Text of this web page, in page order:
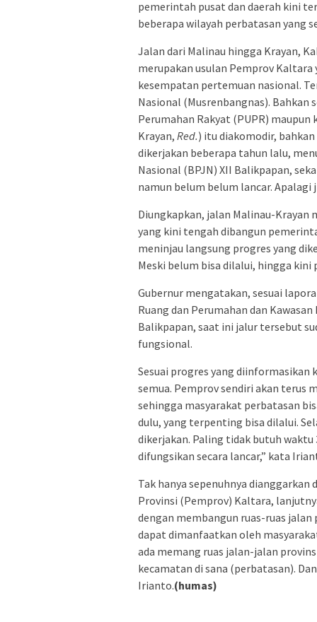
pemerintah pusat dan daerah kini
beberapa wilayah perbatasan yang
Jalan dari Malinau hingga Krayan,
merupakan usulan Pemprov
kesempatan pertemuan nasional.
Nasional (Musrenbangnas). Bahkan
Perumahan Rakyat (PUPR)
Krayan, Red.) itu diakomodir,
dikerjakan beberapa tahun lalu,
Nasional (BPJN) XII Balikpapan,
namun belum belum lancar. Apalagi
Diungkapkan, jalan Malinau-Krayan
yang kini tengah dibangun
meninjau langsung progres yang
Meski belum bisa dilalui, hingga
Gubernur mengatakan, sesuai
Ruang dan Perumahan dan
Balikpapan, saat ini jalur tersebut
fungsional.
Sesuai progres yang diinformasikan
semua. Pemprov sendiri akan terus
sehingga masyarakat perbatasan
dulu, yang terpenting bisa dilalui.
dikerjakan. Paling tidak butuh waktu
difungsikan secara lancar,” kata
Tak hanya sepenuhnya
Provinsi (Pemprov) Kaltara,
dengan membangun ruas-ruas
dapat dimanfaatkan oleh
ada memang ruas jalan-jalan
kecamatan di sana (perbatasan).
Irianto.(humas)